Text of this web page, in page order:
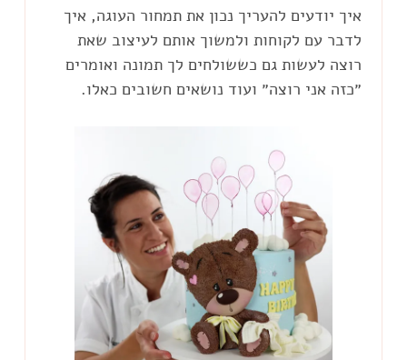
איך יודעים להעריך נכון את תמחור העוגה, איך
לדבר עם לקוחות ולמשוך אותם לעיצוב שאת
רוצה לעשות גם כששולחים לך תמונה ואומרים
״כזה אני רוצה״ ועוד נושאים חשובים כאלו.